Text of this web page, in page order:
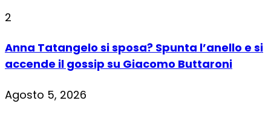
2
Anna Tatangelo si sposa? Spunta l’anello e si
accende il gossip su Giacomo Buttaroni
Agosto 5, 2026